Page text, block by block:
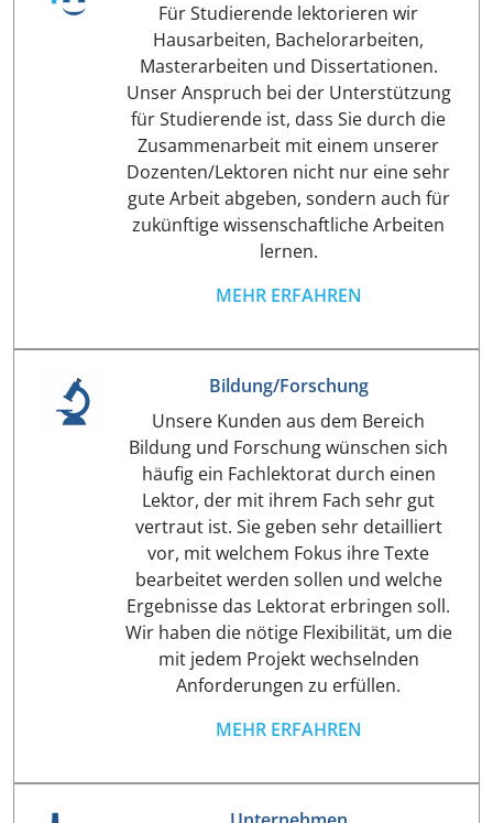
Für Studierende lektorieren wir
Hausarbeiten, Bachelorarbeiten,
Masterarbeiten und Dissertationen.
Unser Anspruch bei der Unterstützung
für Studierende ist, dass Sie durch die
Zusammenarbeit mit einem unserer
Dozenten/Lektoren nicht nur eine sehr
gute Arbeit abgeben, sondern auch für
zukünftige wissenschaftliche Arbeiten
lernen.
MEHR ERFAHREN
Bildung/Forschung
Unsere Kunden aus dem Bereich
Bildung und Forschung wünschen sich
häufig ein Fachlektorat durch einen
Lektor, der mit ihrem Fach sehr gut
vertraut ist. Sie geben sehr detailliert
vor, mit welchem Fokus ihre Texte
bearbeitet werden sollen und welche
Ergebnisse das Lektorat erbringen soll.
Wir haben die nötige Flexibilität, um die
mit jedem Projekt wechselnden
Anforderungen zu erfüllen.
MEHR ERFAHREN